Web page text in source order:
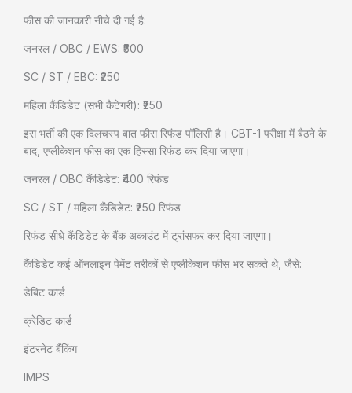
फीस की जानकारी नीचे दी गई है:
जनरल / OBC / EWS: ₹500
SC / ST / EBC: ₹250
महिला कैंडिडेट (सभी कैटेगरी): ₹250
इस भर्ती की एक दिलचस्प बात फीस रिफंड पॉलिसी है। CBT-1 परीक्षा में बैठने के
बाद, एप्लीकेशन फीस का एक हिस्सा रिफंड कर दिया जाएगा।
जनरल / OBC कैंडिडेट: ₹400 रिफंड
SC / ST / महिला कैंडिडेट: ₹250 रिफंड
रिफंड सीधे कैंडिडेट के बैंक अकाउंट में ट्रांसफर कर दिया जाएगा।
कैंडिडेट कई ऑनलाइन पेमेंट तरीकों से एप्लीकेशन फीस भर सकते थे, जैसे:
डेबिट कार्ड
क्रेडिट कार्ड
इंटरनेट बैंकिंग
IMPS